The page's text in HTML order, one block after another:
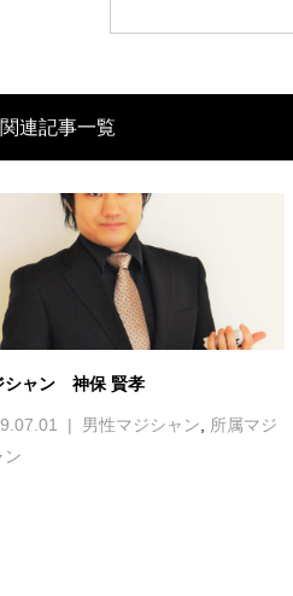
関連記事一覧
シャン 神保 賢孝
男性マジシャン
所属マジ
ン